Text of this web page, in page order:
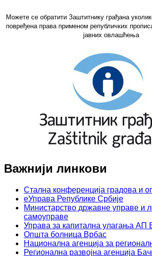
Можете се обратити Заштитнику грађана
повређена права применом републичких
јавних овлашћења
Важнији линкови
Стална конференција градова и
еУправа Републике Србије
Министарство државне управе и
самоуправе
Управа за капитална улагања АП
Општа болница Врбас
Национална агенција за
Регионална развојна агенција